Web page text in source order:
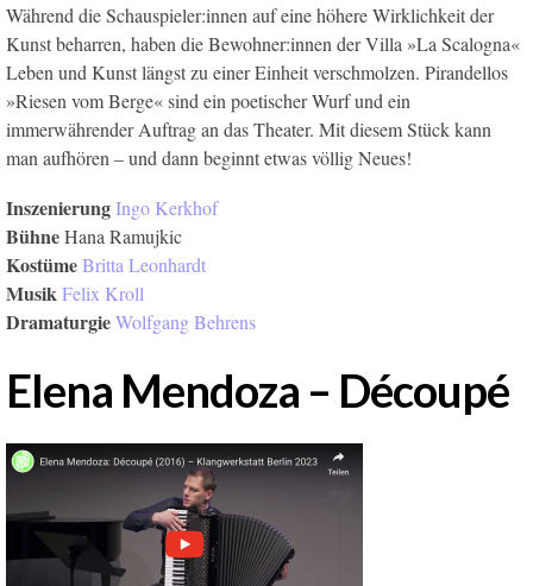
Während die Schauspieler:innen auf eine höhere Wirklichkeit der
Kunst beharren, haben die Bewohner:innen der Villa »La Scalogna«
Leben und Kunst längst zu einer Einheit verschmolzen. Pirandellos
»Riesen vom Berge« sind ein poetischer Wurf und ein
immerwährender Auftrag an das Theater. Mit diesem Stück kann
man aufhören – und dann beginnt etwas völlig Neues!
InszenierungIngo Kerkhof
BühneHana Ramujkic
KostümeBritta Leonhardt
MusikFelix Kroll
DramaturgieWolfgang Behrens
Elena Mendoza – Découpé